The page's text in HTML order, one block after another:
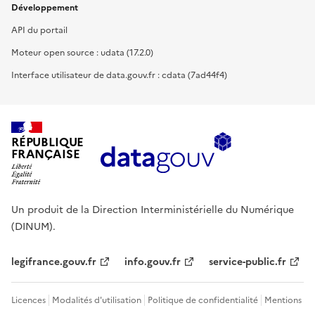
Développement
API du portail
Moteur open source : udata (17.2.0)
Interface utilisateur de data.gouv.fr : cdata (7ad44f4)
RÉPUBLIQUE
FRANÇAISE
Un produit de la Direction Interministérielle du Numérique
(DINUM).
legifrance.gouv.fr info.gouv.fr service-public.fr
Licences Modalités d'utilisation Politique de confidentialité Mentions